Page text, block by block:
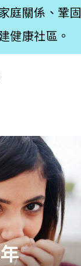
庭關係、鞏
健康社區。